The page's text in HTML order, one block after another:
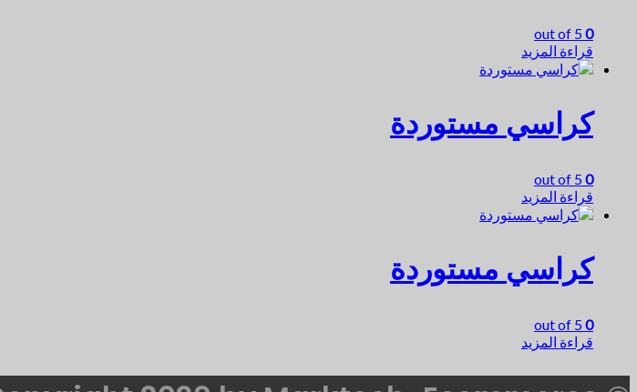
0
قراءة المزيد
كراسي مستوردة
0
قراءة المزيد
كراسي مستوردة
0
قراءة المزيد